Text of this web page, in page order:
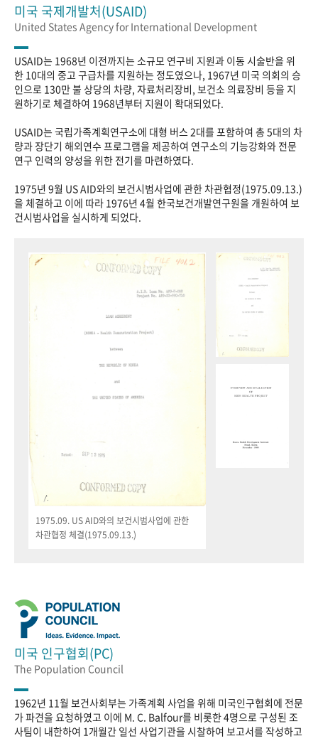
미국 국제개발처(USAID)
United States Agency for International Development
USAID는 1968년 이전까지는 소규모 연구비 지원과 이동 시술반을 위
한 10대의 중고 구급차를 지원하는 정도였으나, 1967년 미국 의회의 승
인으로 130만 불 상당의 차량, 자료처리장비, 보건소 의료장비 등을 지
원하기로 체결하여 1968년부터 지원이 확대되었다.
USAID는 국립가족계획연구소에 대형 버스 2대를 포함하여 총 5대의 차
량과 장단기 해외연수 프로그램을 제공하여 연구소의 기능강화와 전문
연구 인력의 양성을 위한 전기를 마련하였다.
1975년 9월 US AID와의 보건시범사업에 관한 차관협정(1975.09.13.)
을 체결하고 이에 따라 1976년 4월 한국보건개발연구원을 개원하여 보
건시범사업을 실시하게 되었다.
1975.09. US AID와의 보건시범사업에 관한
차관협정 체결(1975.09.13.)
미국 인구협회(PC)
The Population Council
1962년 11월 보건사회부는 가족계획 사업을 위해 미국인구협회에 전문
가 파견을 요청하였고 이에 M. C. Balfour를 비롯한 4명으로 구성된 조
사팀이 내한하여 1개월간 일선 사업기관을 시찰하여 보고서를 작성하고